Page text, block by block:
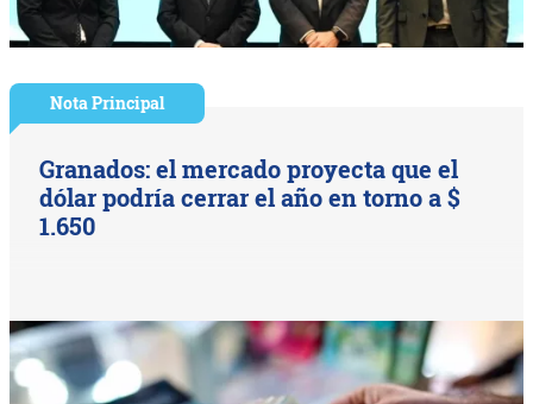
Nota Principal
Granados: el mercado proyecta que el
dólar podría cerrar el año en torno a $
1.650